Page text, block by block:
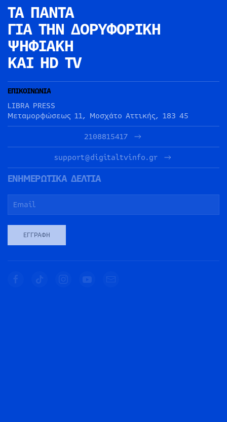
ΤΑ ΠΑΝΤΑ
ΓΙΑ ΤΗΝ ΔΟΡΥΦΟΡΙΚΗ
ΨΗΦΙΑΚΗ
ΚΑΙ HD TV
ΕΠΙΚΟΙΝΩΝΙΑ
LIBRA PRESS
Μεταμορφώσεως 11, Μοσχάτο Αττικής, 183 45
2108815417
support@digitaltvinfo.gr
ΕΝΗΜΕΡΩΤΙΚΑ ΔΕΛΤΙΑ
ΕΓΓΡΑΦΉ